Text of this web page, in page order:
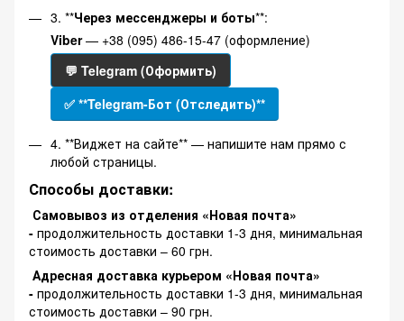
3. **Через мессенджеры и боты**:
Viber— +38 (095) 486-15-47 (оформление)
💬 Telegram (Оформить)
✅ **Telegram-Бот (Отследить)**
4. **Виджет на сайте** — напишите нам прямо с
любой страницы.
Способы доставки:
Самовывоз из отделения «Новая почта»
- продолжительность доставки 1-3 дня, минимальная
стоимость доставки – 60 грн.
Адресная доставка курьером «Новая почта»
- продолжительность доставки 1-3 дня, минимальная
стоимость доставки – 90 грн.